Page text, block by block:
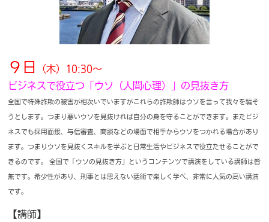
９日
（木）10:30～
ビジネスで役立つ「ウソ（人間心理）」の見抜き方
全国で特殊詐欺の被害が相次いでいますがこれらの詐欺師はウソを言って我々を騙そ
うとします。つまり悪いウソを見抜ければ自分の身を守ることができます。またビジ
ネスでも採用面接、与信審査、商談などの場面で相手からウソをつかれる場合があり
ます。つまりウソを見抜くスキルを学ぶと日常生活やビジネスで役立たせることがで
きるのです。 全国で「ウソの見抜き方」というコンテンツで講演をしている講師は皆
無です。希少性があり、刑事とは思えない話術で楽しく学べ、非常に人気の高い講演
です。
【講師】